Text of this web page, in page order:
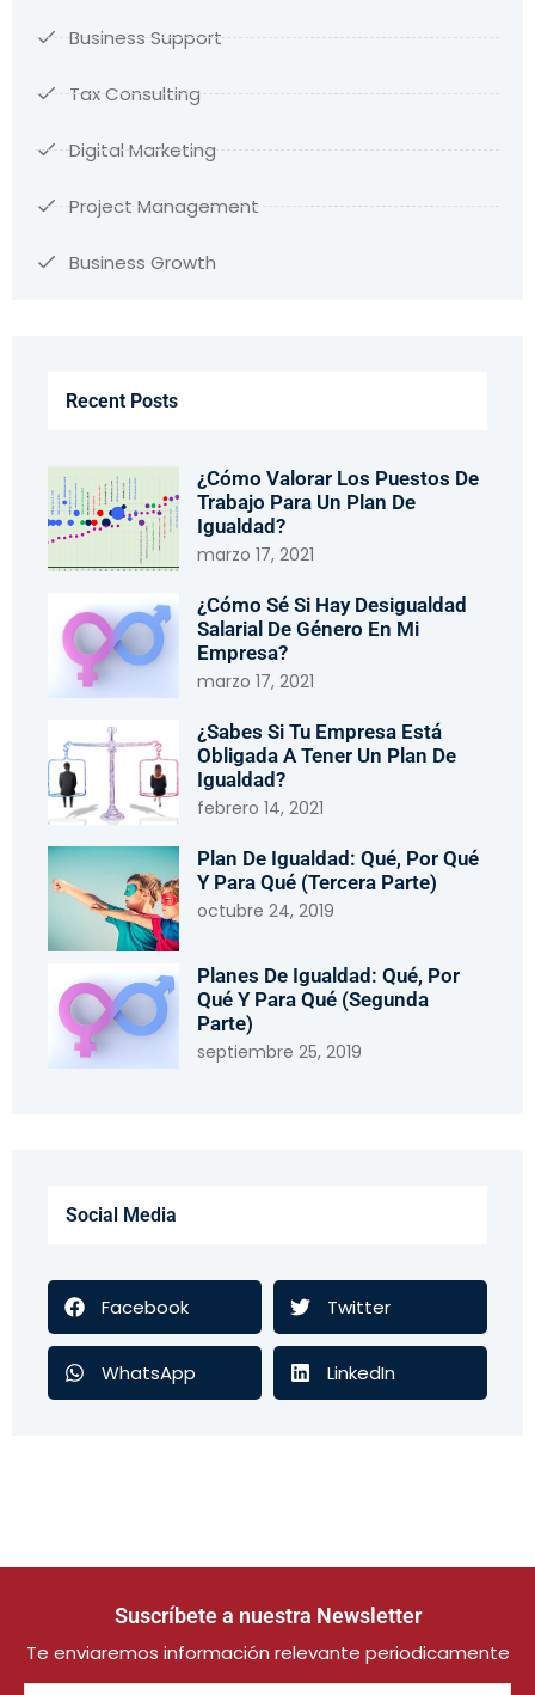
Business Support
Tax Consulting
Digital Marketing
Project Management
Business Growth
Recent Posts
¿Cómo Valorar Los Puestos De
Trabajo Para Un Plan De
Igualdad?
marzo 17, 2021
¿Cómo Sé Si Hay Desigualdad
Salarial De Género En Mi
Empresa?
marzo 17, 2021
¿Sabes Si Tu Empresa Está
Obligada A Tener Un Plan De
Igualdad?
febrero 14, 2021
Plan De Igualdad: Qué, Por Qué
Y Para Qué (tercera Parte)
octubre 24, 2019
Planes De Igualdad: Qué, Por
Qué Y Para Qué (segunda
Parte)
septiembre 25, 2019
Social Media
Facebook Twitter
WhatsApp LinkedIn
Suscríbete a nuestra Newsletter
Te enviaremos información relevante periodicamente